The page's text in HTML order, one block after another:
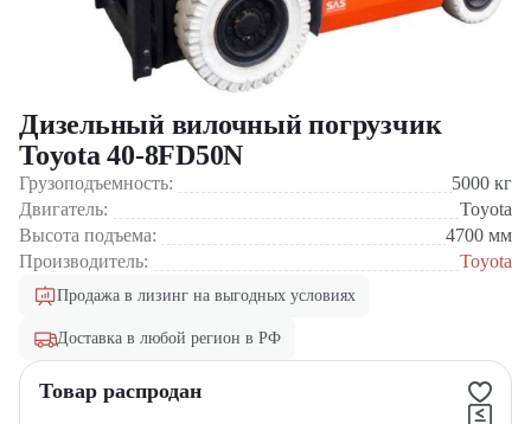
Дизельный вилочный погрузчик
Toyota 40-8FD50N
Грузоподъемность: 5000 кг
Двигатель:
Toyota
Высота подъема:
4700 мм
Производитель:
Toyota
Продажа в лизинг на выгодных условиях
Доставка в любой регион в РФ
Товар распродан